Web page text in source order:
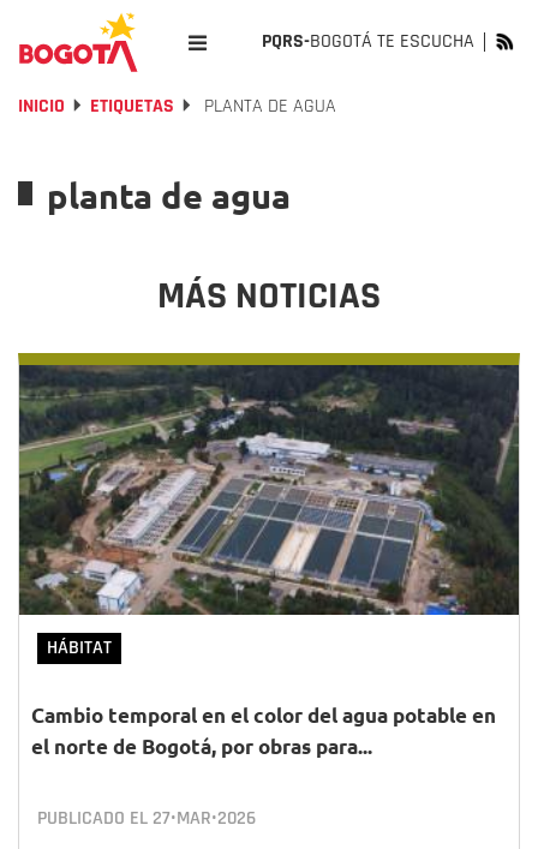
PQRS-BOGOTÁ TE ESCUCHA
INICIO ETIQUETAS PLANTA DE AGUA
planta de agua
MÁS NOTICIAS
HÁBITAT
Cambio temporal en el color del agua potable en
el norte de Bogotá, por obras para...
PUBLICADO EL 27•MAR•2026